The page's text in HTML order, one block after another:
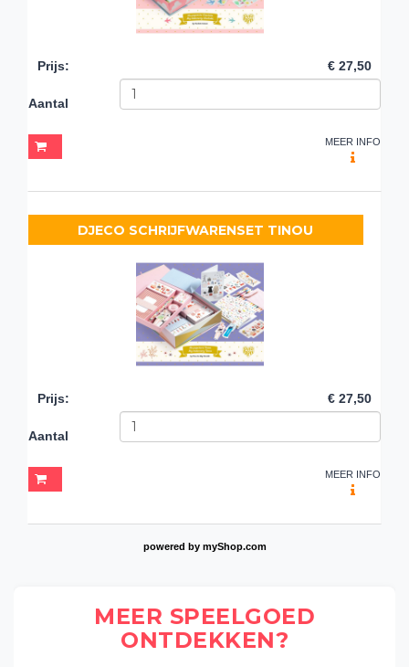
Prijs: € 27,50
Aantal
MEER INFO
DJECO SCHRIJFWARENSET TINOU
Prijs: € 27,50
Aantal
MEER INFO
powered by myShop.com
MEER SPEELGOED
ONTDEKKEN?